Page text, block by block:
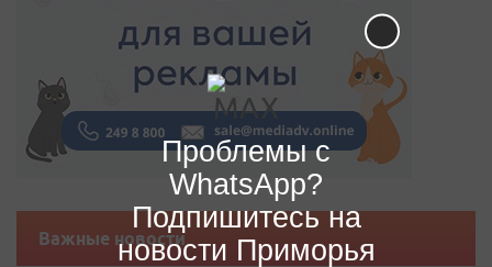
Важные новости
Проблемы с
WhatsApp?
Подпишитесь на
новости Приморья